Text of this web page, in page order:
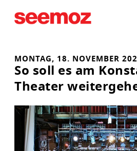
Inhalt
MONTAG, 18. NOVEMBER
So soll es am
Theater